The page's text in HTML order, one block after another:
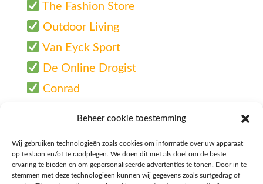
Beheer cookie toestemming
Wij gebruiken technologieën zoals cookies om informatie over uw apparaat
op te slaan en/of te raadplegen. We doen dit met als doel om de beste
ervaring te bieden en om gepersonaliseerde advertenties te tonen. Door in te
stemmen met deze technologieën kunnen wij gegevens zoals surfgedrag of
The Fashion Store
Outdoor Living
Van Eyck Sport
De Online Drogist
Conrad